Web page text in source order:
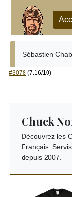
Sébastien
#3078 (7.16/10)
Chuck
Découvrez les
Français.
depuis 2007.